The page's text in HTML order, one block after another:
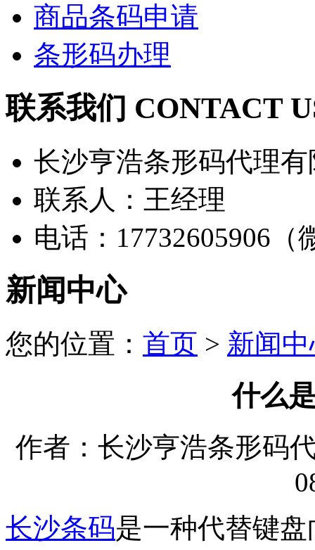
商品条码申请
条形码办理
联系我们 CONTACT
长沙亨浩条形码代理
联系人：王经理
电话：17732605906（
新闻中心
您的位置： 首页 > 新闻
什么
作者：长沙亨浩条形码
长沙条码是一种代替键